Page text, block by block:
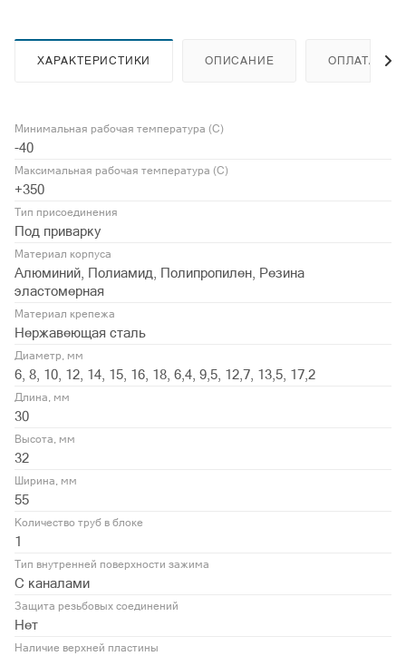
ХАРАКТЕРИСТИКИ ОПИСАНИЕ ОПЛАТА
Минимальная рабочая температура (С)
-40
Максимальная рабочая температура (С)
+350
Тип присоединения
Под приварку
Материал корпуса
Алюминий, Полиамид, Полипропилен, Резина
эластомерная
Материал крепежа
Нержавеющая сталь
Диаметр, мм
6, 8, 10, 12, 14, 15, 16, 18, 6,4, 9,5, 12,7, 13,5, 17,2
Длина, мм
30
Высота, мм
32
Ширина, мм
55
Количество труб в блоке
1
Тип внутренней поверхности зажима
С каналами
Защита резьбовых соединений
Нет
Наличие верхней пластины